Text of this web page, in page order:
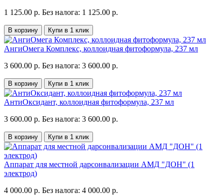
1 125.00 р. Без налога: 1 125.00 р.
В корзину Купи в 1 клик
АнгиОмега Комплекс, коллоидная фитоформула, 237 мл
3 600.00 р. Без налога: 3 600.00 р.
В корзину Купи в 1 клик
АнтиОксидант, коллоидная фитоформула, 237 мл
3 600.00 р. Без налога: 3 600.00 р.
В корзину Купи в 1 клик
Аппарат для местной дарсонвализации АМД "ДОН" (1
электрод)
4 000.00 р. Без налога: 4 000.00 р.